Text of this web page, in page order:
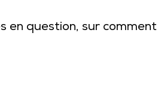
en question, sur